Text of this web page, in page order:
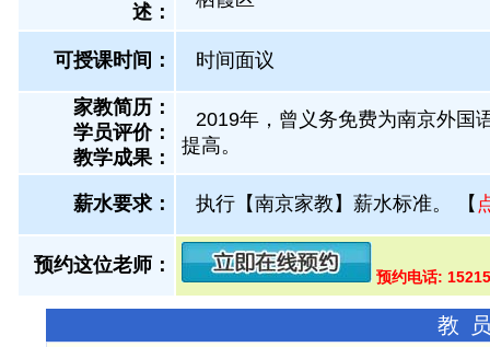
述：
可授课时间： 时间面议
家教简历：
学员评价：
教学成果：
2019年，曾义务免费为南京外国
提高。
薪水要求： 执行【南京家教】薪水标准。 【
预约这位老师：
预约电话:
教